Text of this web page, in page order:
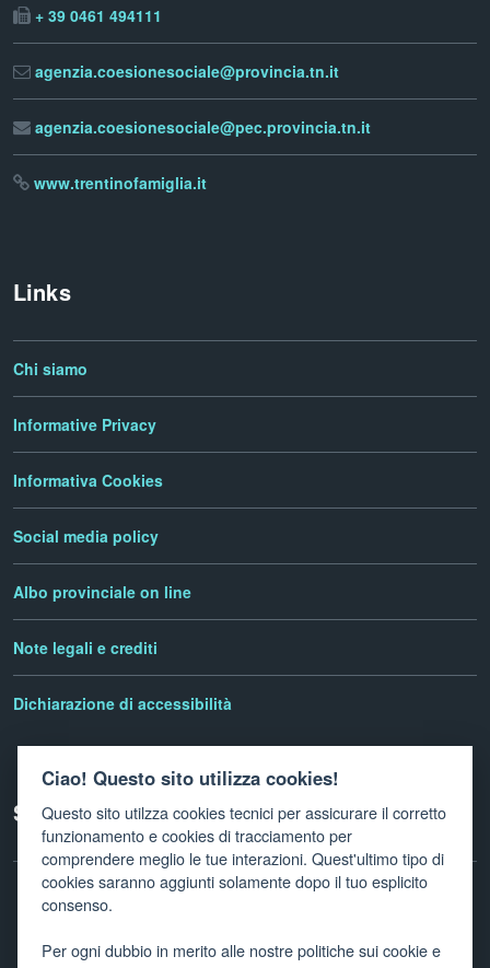
+ 39 0461 494111
agenzia.coesionesociale@provincia.tn.it
agenzia.coesionesociale@pec.provincia.tn.it
www.trentinofamiglia.it
Links
Chi siamo
Informative Privacy
Informativa Cookies
Social media policy
Albo provinciale on line
Note legali e crediti
Dichiarazione di accessibilità
Seguici su
Facebook
Ciao! Questo sito utilizza cookies!
Questo sito utilzza cookies tecnici per assicurare il corretto
funzionamento e cookies di tracciamento per
comprendere meglio le tue interazioni. Quest'ultimo tipo di
cookies saranno aggiunti solamente dopo il tuo esplicito
consenso.
Per ogni dubbio in merito alle nostre politiche sui cookie e